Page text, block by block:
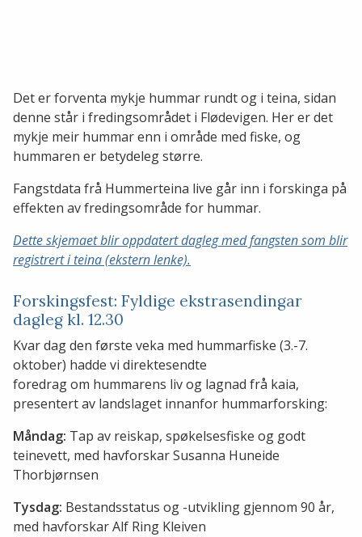
Det er forventa mykje hummar rundt og i teina, sidan
denne står i fredingsområdet i Flødevigen. Her er det
mykje meir hummar enn i område med fiske, og
hummaren er betydeleg større.
Fangstdata frå Hummerteina live går inn i forskinga på
effekten av fredingsområde for hummar.
Dette skjemaet blir oppdatert dagleg med fangsten som blir
registrert i teina (ekstern lenke).
Forskingsfest: Fyldige ekstrasendingar
dagleg kl. 12.30
Kvar dag den første veka med hummarfiske (3.-7.
oktober) hadde vi direktesendte
foredrag om hummarens liv og lagnad frå kaia,
presentert av landslaget innanfor hummarforsking:
Måndag: Tap av reiskap, spøkelsesfiske og godt
teinevett, med havforskar Susanna Huneide
Thorbjørnsen
Tysdag: Bestandsstatus og -utvikling gjennom 90 år,
med havforskar Alf Ring Kleiven